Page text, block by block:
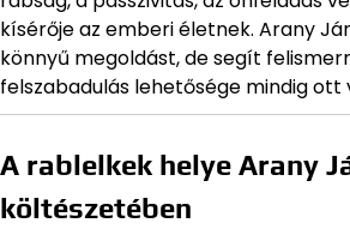
kísérője az emberi életnek. Arany
könnyű megoldást, de segít
felszabadulás lehetősége mindig ott
A rablelkek helye Arany
költészetében